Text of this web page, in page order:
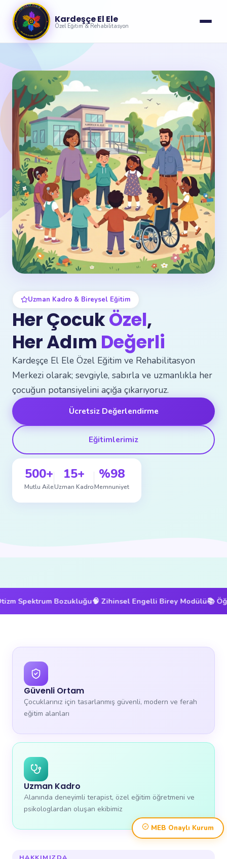
Kardeşçe El Ele
Özel Eğitim & Rehabilitasyon
Uzman Kadro & Bireysel Eğitim
Her ÇocukÖzel,
Her Adım Değerli
Kardeşçe El Ele Özel Eğitim ve Rehabilitasyon
Merkezi olarak; sevgiyle, sabırla ve uzmanlıkla her
çocuğun potansiyelini açığa çıkarıyoruz.
Ücretsiz Değerlendirme
Eğitimlerimiz
500+
Mutlu Aile
15+
Uzman Kadro
%98
Memnuniyet
Bozukluğu🧠 Zihinsel Engelli Birey Modülü📚
Güvenli Ortam
Çocuklarınız için tasarlanmış güvenli, modern ve ferah
eğitim alanları
Uzman Kadro
Alanında deneyimli terapist, özel eğitim öğretmeni ve
psikologlardan oluşan ekibimiz
MEB Onaylı Kurum
HAKKIMIZDA